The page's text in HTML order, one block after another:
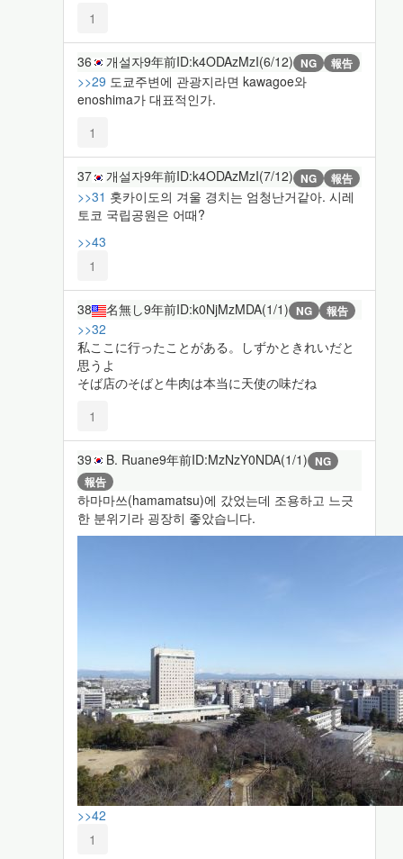
1
36 개설자9年前ID:k4ODAzMzI(6/12) NG 報告
>>29 도쿄주변에 관광지라면 kawagoe와
enoshima가 대표적인가.
1
37 개설자9年前ID:k4ODAzMzI(7/12) NG 報告
>>31 홋카이도의 겨울 경치는 엄청난거같아. 시레
토코 국립공원은 어때?
>>43
1
38 名無し9年前ID:k0NjMzMDA(1/1) NG 報告
>>32
私ここに行ったことがある。しずかときれいだと
思うよ
そば店のそばと牛肉は本当に天使の味だね
1
39 B. Ruane9年前ID:MzNzY0NDA(1/1) NG
報告
하마마쓰(hamamatsu)에 갔었는데 조용하고 느긋
한 분위기라 굉장히 좋았습니다.
>>42
1